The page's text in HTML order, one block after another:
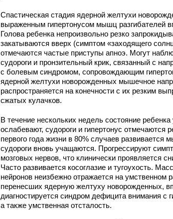
Спастическая стадия ядерной желтухи
выраженным гипертонусом мышц разгибателей
Голова ребенка непроизвольно резко
закатываются вверх (симптом «заходящего
отмечаются частые приступы апноэ. Могут
судороги и пронзительный крик, связанный с
с болевым синдромом, сопровождающим
ядерной желтухи новорожденных мышечное
распространяется на конечности с их резким
сжатых кулачков.
В течение нескольких недель состояние
ослабевают, судороги и гипертонус отмечаются
первого года жизни в 80% случаев развивается
судороги вновь учащаются. Прогрессируют
мозговых нервов, что клинически проявляется
Часто развивается косоглазие и тугоухость.
нейронов неизбежно отражается на умственном
перенесших ядерную желтуху новорожденных,
диагностируется синдром дефицита внимания с
а также умственная отсталость.